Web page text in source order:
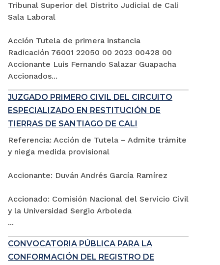
Tribunal Superior del Distrito Judicial de Cali
Sala Laboral
Acción Tutela de primera instancia
Radicación 76001 22050 00 2023 00428 00
Accionante Luis Fernando Salazar Guapacha
Accionados...
JUZGADO PRIMERO CIVIL DEL CIRCUITO
ESPECIALIZADO EN RESTITUCIÓN DE
TIERRAS DE SANTIAGO DE CALI
Referencia: Acción de Tutela – Admite trámite
y niega medida provisional
Accionante: Duván Andrés García Ramírez
Accionado: Comisión Nacional del Servicio Civil
y la Universidad Sergio Arboleda
...
CONVOCATORIA PÚBLICA PARA LA
CONFORMACIÓN DEL REGISTRO DE